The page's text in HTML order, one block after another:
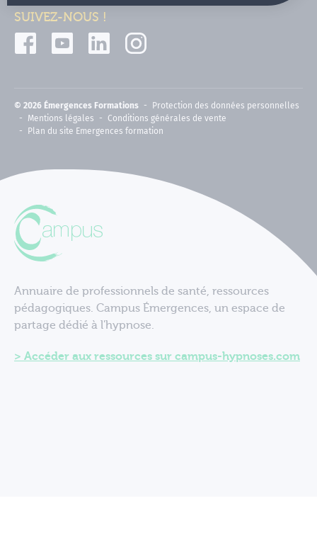
SUIVEZ-NOUS !
© 2026 Émergences Formations
Protection des données personnelles
Mentions légales
Conditions générales de vente
Plan du site Emergences formation
Annuaire de professionnels de santé, ressources
pédagogiques. Campus Émergences, un espace de
partage dédié à l'hypnose.
Accéder aux ressources sur campus-hypnoses.com